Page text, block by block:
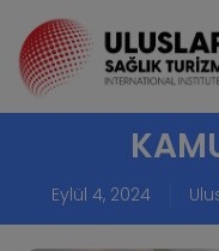
Eylül 4, 2024